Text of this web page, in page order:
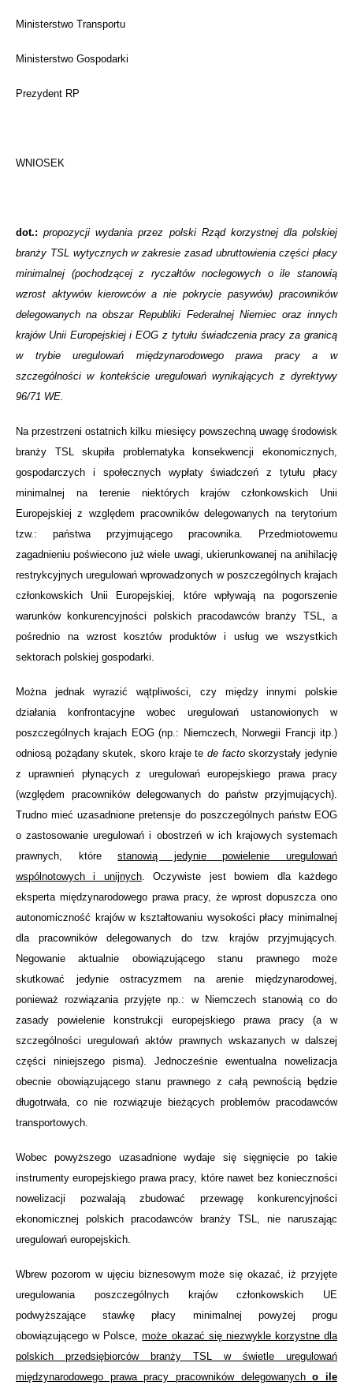
Ministerstwo Transportu
Ministerstwo Gospodarki
Prezydent RP
WNIOSEK
dot.: propozycji wydania przez polski Rząd korzystnej dla polskiej
branży TSL wytycznych w zakresie zasad ubruttowienia części płacy
minimalnej (pochodzącej z ryczałtów noclegowych o ile stanowią
wzrost aktywów kierowców a nie pokrycie pasywów) pracowników
delegowanych na obszar Republiki Federalnej Niemiec oraz innych
krajów Unii Europejskiej i EOG z tytułu świadczenia pracy za granicą
w trybie uregulowań międzynarodowego prawa pracy a w
szczególności w kontekście uregulowań wynikających z dyrektywy
96/71 WE.
Na przestrzeni ostatnich kilku miesięcy powszechną uwagę środowisk
branży TSL skupiła problematyka konsekwencji ekonomicznych,
gospodarczych i społecznych wypłaty świadczeń z tytułu płacy
minimalnej na terenie niektórych krajów członkowskich Unii
Europejskiej z względem pracowników delegowanych na terytorium
tzw.: państwa przyjmującego pracownika. Przedmiotowemu
zagadnieniu poświecono już wiele uwagi, ukierunkowanej na anihilację
restrykcyjnych uregulowań wprowadzonych w poszczególnych krajach
członkowskich Unii Europejskiej, które wpływają na pogorszenie
warunków konkurencyjności polskich pracodawców branży TSL, a
pośrednio na wzrost kosztów produktów i usług we wszystkich
sektorach polskiej gospodarki.
Można jednak wyrazić wątpliwości, czy między innymi polskie
działania konfrontacyjne wobec uregulowań ustanowionych w
poszczególnych krajach EOG (np.: Niemczech, Norwegii Francji itp.)
odniosą pożądany skutek, skoro kraje te de factoskorzystały jedynie
z uprawnień płynących z uregulowań europejskiego prawa pracy
(względem pracowników delegowanych do państw przyjmujących).
Trudno mieć uzasadnione pretensje do poszczególnych państw EOG
o zastosowanie uregulowań i obostrzeń w ich krajowych systemach
prawnych, którestanowią jedynie powielenie uregulowań
wspólnotowych i unijnych. Oczywiste jest bowiem dla każdego
eksperta międzynarodowego prawa pracy, że wprost dopuszcza ono
autonomiczność krajów w kształtowaniu wysokości płacy minimalnej
dla pracowników delegowanych do tzw. krajów przyjmujących.
Negowanie aktualnie obowiązującego stanu prawnego może
skutkować jedynie ostracyzmem na arenie międzynarodowej,
ponieważ rozwiązania przyjęte np.: w Niemczech stanowią co do
zasady powielenie konstrukcji europejskiego prawa pracy (a w
szczególności uregulowań aktów prawnych wskazanych w dalszej
części niniejszego pisma). Jednocześnie ewentualna nowelizacja
obecnie obowiązującego stanu prawnego z całą pewnością będzie
długotrwała, co nie rozwiązuje bieżących problemów pracodawców
transportowych.
Wobec powyższego uzasadnione wydaje się sięgnięcie po takie
instrumenty europejskiego prawa pracy, które nawet bez konieczności
nowelizacji pozwalają zbudować przewagę konkurencyjności
ekonomicznej polskich pracodawców branży TSL, nie naruszając
uregulowań europejskich.
Wbrew pozorom w ujęciu biznesowym może się okazać, iż przyjęte
uregulowania poszczególnych krajów członkowskich UE
podwyższające stawkę płacy minimalnej powyżej progu
obowiązującego w Polsce,może okazać się niezwykle korzystne dla
polskich przedsiębiorców branży TSL w świetle uregulowań
międzynarodowego prawa pracy pracowników delegowanycho ile